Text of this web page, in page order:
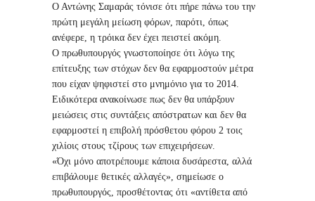
Ο Αντώνης Σαμαράς τόνισε ότι πήρε πάνω του την
πρώτη μεγάλη μείωση φόρων, παρότι, όπως
ανέφερε, η τρόικα δεν έχει πειστεί ακόμη.
Ο πρωθυπουργός γνωστοποίησε ότι λόγω της
επίτευξης των στόχων δεν θα εφαρμοστούν μέτρα
που είχαν ψηφιστεί στο μνημόνιο για το 2014.
Ειδικότερα ανακοίνωσε πως δεν θα υπάρξουν
μειώσεις στις συντάξεις απόστρατων και δεν θα
εφαρμοστεί η επιβολή πρόσθετου φόρου 2 τοις
χιλίοις στους τζίρους των επιχειρήσεων.
«Όχι μόνο αποτρέπουμε κάποια δυσάρεστα, αλλά
επιβάλουμε θετικές αλλαγές», σημείωσε ο
πρωθυπουργός, προσθέτοντας ότι «αντίθετα από